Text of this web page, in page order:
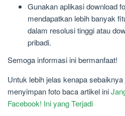
Gunakan aplikasi download
mendapatkan lebih banyak
dalam resolusi tinggi atau
pribadi.
Semoga informasi ini bermanfaat!
Untuk lebih jelas kenapa
menyimpan foto baca artikel ini
Facebook! Ini yang Terjadi